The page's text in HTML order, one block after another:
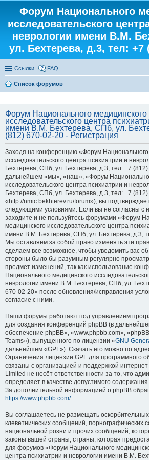
Форум Национального
исследовательского
неврологии имени В.М.
ул. Бехтерева, д.3, тел: +7
Ссылки FAQ
Список форумов
Форум Национального медицинского
исследовательского центра
имени В.М. Бехтерева, СПб, ул.
(812) 670-02-20 - Регистрация
Заходя на конференцию «Форум Национального
исследовательского центра психиатрии и
Бехтерева, СПб, ул. Бехтерева, д.3, тел: +7
дальнейшем «мы», «наш», «Форум
исследовательского центра психиатрии и
Бехтерева, СПб, ул. Бехтерева, д.3, тел: +7
«http://nmic.bekhterev.ru/forum»), вы
следующими условиями. Если вы не согласны с
заходите и не пользуйтесь форумами «Форум
медицинского исследовательского центра
имени В.М. Бехтерева, СПб, ул. Бехтерева, д.3,
Мы оставляем за собой право изменять эти
сделаем всё возможное, чтобы уведомить вас
стороны было бы разумным регулярно
предмет изменений, так как использование
Национального медицинского
неврологии имени В.М. Бехтерева, СПб, ул.
670-02-20» после обновления/исправления
согласие с ними.
Наши форумы работают под управлением
для создания конференций phpBB (в
обеспечение phpBB», «www.phpbb.com»,
Teams»), выпущенного по лицензии «GNU
дальнейшем «GPL»). Скачать его можно по
Ограничения лицензии GPL для программного
связаны с организацией и поддержкой
Limited не несёт ответственности за то, что
определяет в качестве допустимого
За дополнительной информацией о phpBB
https://www.phpbb.com/.
Вы соглашаетесь не размещать
клеветнических сообщений, порнографических
национальной розни и прочих сообщений,
законы вашей страны, страны, которая
для форумов «Форум Национального
центра психиатрии и неврологии имени В.М.